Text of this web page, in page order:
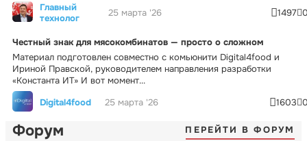
Главный
технолог
25 марта '26 1497
Честный знак для мясокомбинатов — просто о сложном
Материал подготовлен совместно с комьюнити Digital4food и
Ириной Правской, руководителем направления разработки
«Константа ИТ» И вот момент...
Digital4food
25 марта '26 1603
Форум ПЕРЕЙТИ В ФОРУМ